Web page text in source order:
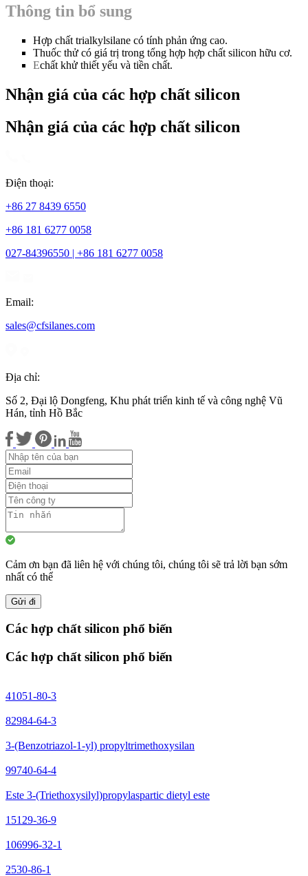
Thông tin bổ sung
Hợp chất trialkylsilane có tính phản ứng cao.
Thuốc thử có giá trị trong tổng hợp hợp chất silicon hữu cơ.
Echất khử thiết yếu và tiền chất.
Nhận giá của các hợp chất silicon
Nhận giá của các hợp chất silicon
Điện thoại:
+86 27 8439 6550
+86 181 6277 0058
027-84396550 | +86 181 6277 0058
Email:
sales@cfsilanes.com
Địa chỉ:
Số 2, Đại lộ Dongfeng, Khu phát triển kinh tế và công nghệ Vũ
Hán, tỉnh Hồ Bắc
Cảm ơn bạn đã liên hệ với chúng tôi, chúng tôi sẽ trả lời bạn sớm
nhất có thể
Gửi đi
Các hợp chất silicon phổ biến
Các hợp chất silicon phổ biến
41051-80-3
82984-64-3
3-(Benzotriazol-1-yl) propyltrimethoxysilan
99740-64-4
Este 3-(Triethoxysilyl)propylaspartic dietyl este
15129-36-9
106996-32-1
2530-86-1